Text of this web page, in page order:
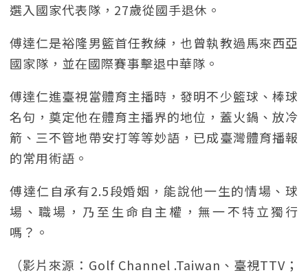
選入國家代表隊，27歲從國手退休。
傅達仁是裕隆男籃首任教練，也曾執教過馬來西亞
國家隊，並在國際賽事擊退中華隊。
傅達仁進臺視當體育主播時，發明不少籃球、棒球
名句，奠定他在體育主播界的地位，蓋火鍋、放冷
箭、三不管地帶安打等等妙語，已成臺灣體育播報
的常用術語。
傅達仁自承有2.5段婚姻，能說他一生的情場、球
場、職場，乃至生命自主權，無一不特立獨行
嗎？。
（影片來源：Golf Channel .Taiwan、臺視TTV；